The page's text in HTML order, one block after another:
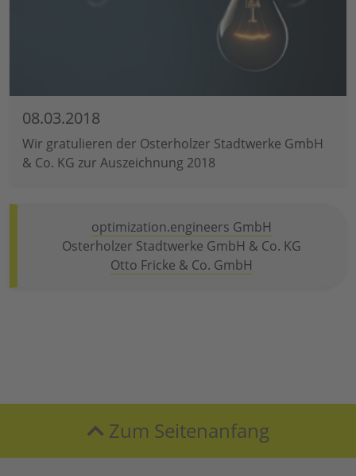
08.03.2018
Wir gratulieren der Osterholzer Stadtwerke GmbH
& Co. KG zur Auszeichnung 2018
optimization.engineers GmbH
Osterholzer Stadtwerke GmbH & Co. KG
Otto Fricke & Co. GmbH
Zum Seitenanfang